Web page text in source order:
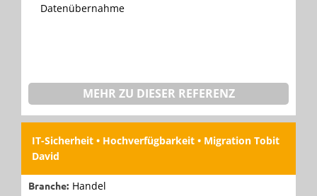
Datenübernahme
MEHR ZU DIESER REFERENZ
IT-Sicherheit • Hochverfügbarkeit • Migration Tobit
David
Branche: Handel